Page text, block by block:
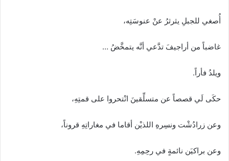
أُصغي للجبلِ يثرثرُ عنْ عنوسَتِه،
غاضباً من أراجيفَ تدَّعي أنَّه يتمخَّضُ …
ويلدُ فأراً.
حكَى لَي قصصاً عن متسلِّقينَ انْتحروا على قمتِهِ،
وعن زرادُشْت ونسِرهِ اللذيْن أقاما في مغاراتِهِ قروناً،
وعن براكيَن نائمةٍ في رحِمِهِ.